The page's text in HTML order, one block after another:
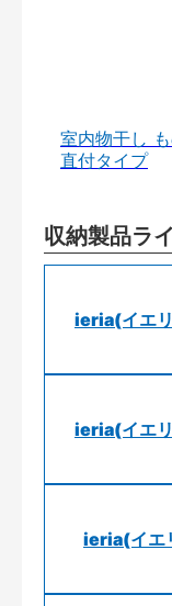
室内物干し
直付タイプ
収納製品ラ
ieria(イエ
ieria(イエ
ieria(イエ